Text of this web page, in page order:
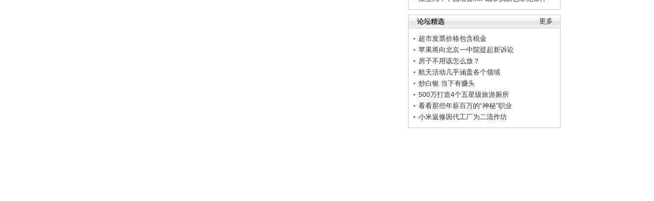
更多
论坛精选
超市发票价格包含税金
苹果将向北京一中院提起新诉讼
房子不用该怎么放？
航天活动几乎涵盖各个领域
炒白银 当下有赚头
500万打造4个五星级旅游厕所
看看那些年薪百万的“神秘”职业
小米返修因代工厂为二流作坊